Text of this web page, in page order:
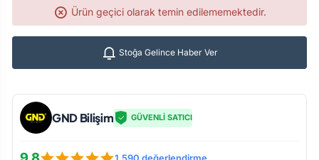
Ürün geçici olarak temin edilememektedir.
Stoğa Gelince Haber Ver
GND Bilişim GÜVENLİ SATICI
1.590 değerlendirme